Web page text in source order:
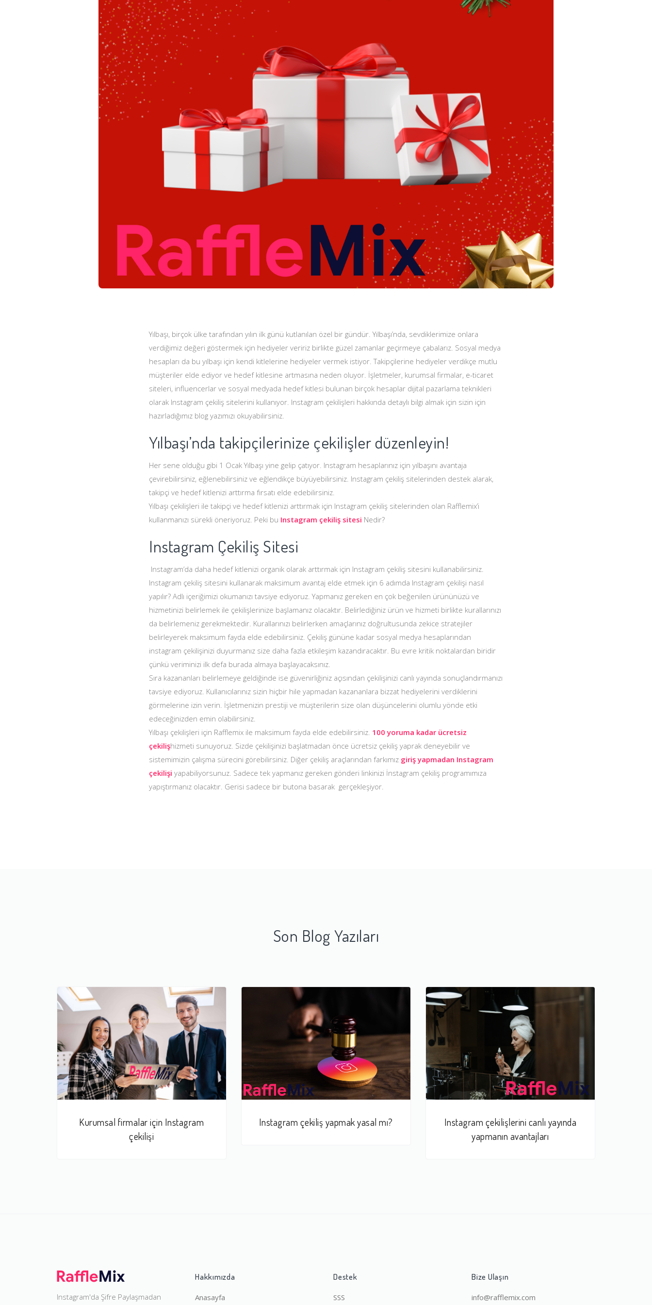
Yılbaşı, birçok ülke tarafından yılın ilk günü kutlanılan özel bir gündür. Yılbaşı’nda, sevdiklerimize onlara
verdiğimiz değeri göstermek için hediyeler veririz birlikte güzel zamanlar geçirmeye çabalarız. Sosyal medya
hesapları da bu yılbaşı için kendi kitlelerine hediyeler vermek istiyor. Takipçilerine hediyeler verdikçe mutlu
müşteriler elde ediyor ve hedef kitlesine artmasına neden oluyor. İşletmeler, kurumsal firmalar, e-ticaret
siteleri, influencerlar ve sosyal medyada hedef kitlesi bulunan birçok hesaplar dijital pazarlama teknikleri
olarak Instagram çekiliş sitelerini kullanıyor. Instagram çekilişleri hakkında detaylı bilgi almak için sizin için
hazırladığımız blog yazımızı okuyabilirsiniz.
Yılbaşı’nda takipçilerinize çekilişler düzenleyin!
Her sene olduğu gibi 1 Ocak Yılbaşı yine gelip çatıyor. Instagram hesaplarınız için yılbaşını avantaja
çevirebilirsiniz, eğlenebilirsiniz ve eğlendikçe büyüyebilirsiniz. Instagram çekiliş sitelerinden destek alarak,
takipçi ve hedef kitlenizi arttırma fırsatı elde edebilirsiniz.
Yılbaşı çekilişleri ile takipçi ve hedef kitlenizi arttırmak için Instagram çekiliş sitelerinden olan Rafflemix’i
kullanmanızı sürekli öneriyoruz. Peki bu Instagram çekiliş sitesi Nedir?
Instagram Çekiliş Sitesi
Instagram’da daha hedef kitlenizi organik olarak arttırmak için Instagram çekiliş sitesini kullanabilirsiniz.
Instagram çekiliş sitesini kullanarak maksimum avantaj elde etmek için 6 adımda Instagram çekilişi nasıl
yapılır? Adlı içeriğimizi okumanızı tavsiye ediyoruz. Yapmanız gereken en çok beğenilen ürününüzü ve
hizmetinizi belirlemek ile çekilişlerinize başlamanız olacaktır. Belirlediğiniz ürün ve hizmeti birlikte kurallarınızı
da belirlemeniz gerekmektedir. Kurallarınızı belirlerken amaçlarınız doğrultusunda zekice stratejiler
belirleyerek maksimum fayda elde edebilirsiniz. Çekiliş gününe kadar sosyal medya hesaplarından
instagram çekilişinizi duyurmanız size daha fazla etkileşim kazandıracaktır. Bu evre kritik noktalardan biridir
çünkü veriminizi ilk defa burada almaya başlayacaksınız.
Sıra kazananları belirlemeye geldiğinde ise güvenirliğiniz açısından çekilişinizi canlı yayında sonuçlandırmanızı
tavsiye ediyoruz. Kullanıcılarınız sizin hiçbir hile yapmadan kazananlara bizzat hediyelerini verdiklerini
görmelerine izin verin. İşletmenizin prestiji ve müşterilerin size olan düşüncelerini olumlu yönde etki
edeceğinizden emin olabilirsiniz.
Yılbaşı çekilişleri için Rafflemix ile maksimum fayda elde edebilirsiniz. 100 yoruma kadar ücretsiz
çekilişhizmeti sunuyoruz. Sizde çekilişinizi başlatmadan önce ücretsiz çekiliş yaprak deneyebilir ve
sistemimizin çalışma sürecini görebilirsiniz. Diğer çekiliş araçlarından farkımız giriş yapmadan Instagram
çekilişi yapabiliyorsunuz. Sadece tek yapmanız gereken gönderi linkinizi İnstagram çekiliş programımıza
yapıştırmanız olacaktır. Gerisi sadece bir butona basarak gerçekleşiyor.
Son Blog Yazıları
Kurumsal firmalar için Instagram
çekilişi
Instagram çekiliş yapmak yasal mı?
Instagram çekilişlerini canlı yayında
yapmanın avantajları
Instagram'da Şifre Paylaşmadan
Hakkımızda
Anasayfa
Destek
SSS
Bize Ulaşın
info@rafflemix.com